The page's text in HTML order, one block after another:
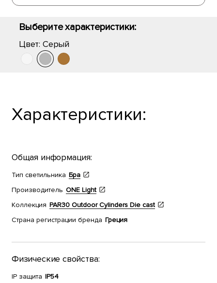
Выберите характеристики:
Цвет: Серый
Характеристики:
Общая информация:
Тип светильника Бра
Производитель ONE Light
Коллекция PAR30 Outdoor Cylinders Die cast
Страна регистрации бренда Греция
Физические свойства:
IP защита IP54